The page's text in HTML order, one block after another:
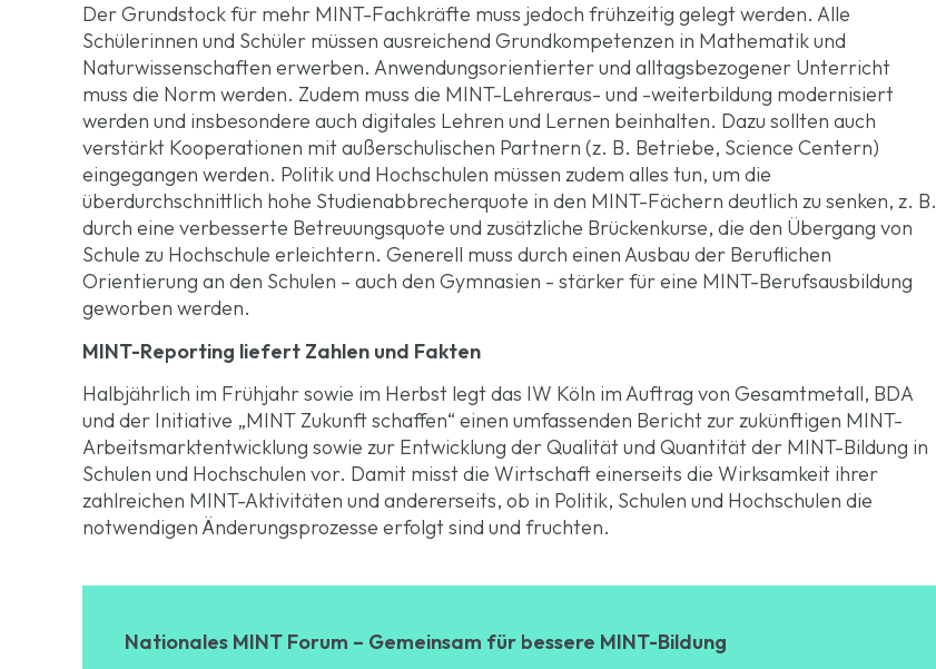
Der Grundstock für mehr MINT-Fachkräfte muss jedoch frühzeitig gelegt werden. Alle
Schülerinnen und Schüler müssen ausreichend Grundkompetenzen in Mathematik und
Naturwissenschaften erwerben. Anwendungsorientierter und alltagsbezogener Unterricht
muss die Norm werden. Zudem muss die MINT-Lehreraus- und -weiterbildung modernisiert
werden und insbesondere auch digitales Lehren und Lernen beinhalten. Dazu sollten auch
verstärkt Kooperationen mit außerschulischen Partnern (z. B. Betriebe, Science Centern)
eingegangen werden. Politik und Hochschulen müssen zudem alles tun, um die
überdurchschnittlich hohe Studienabbrecherquote in den MINT-Fächern deutlich zu senken, z. B.
durch eine verbesserte Betreuungsquote und zusätzliche Brückenkurse, die den Übergang von
Schule zu Hochschule erleichtern. Generell muss durch einen Ausbau der Beruflichen
Orientierung an den Schulen – auch den Gymnasien - stärker für eine MINT-Berufsausbildung
geworben werden.
MINT-Reporting liefert Zahlen und Fakten
Halbjährlich im Frühjahr sowie im Herbst legt das IW Köln im Auftrag von Gesamtmetall, BDA
und der Initiative „MINT Zukunft schaffen“ einen umfassenden Bericht zur zukünftigen MINT-
Arbeitsmarktentwicklung sowie zur Entwicklung der Qualität und Quantität der MINT-Bildung in
Schulen und Hochschulen vor. Damit misst die Wirtschaft einerseits die Wirksamkeit ihrer
zahlreichen MINT-Aktivitäten und andererseits, ob in Politik, Schulen und Hochschulen die
notwendigen Änderungsprozesse erfolgt sind und fruchten.
Nationales MINT Forum – Gemeinsam für bessere MINT-Bildung